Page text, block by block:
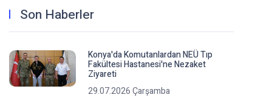
Son Haberler
Konya'da Komutanlardan NEÜ Tıp
Fakültesi Hastanesi'ne Nezaket
Ziyareti
29.07.2026 Çarşamba